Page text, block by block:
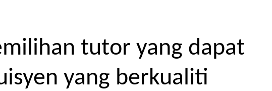
tutor yang dapat
yang berkualiti